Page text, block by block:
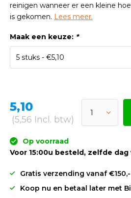
reinigen wanneer er een kleine
is gekomen. Lees meer.
Maak een keuze: *
5,10
(5,56 Incl. btw)
Op voorraad
Voor 15:00u besteld, zelfde
Gratis verzending vanaf €150,-
Koop nu en betaal later met